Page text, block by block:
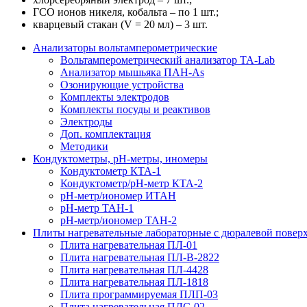
ГСО ионов никеля, кобальта – по 1 шт.;
кварцевый стакан (V = 20 мл) – 3 шт.
Анализаторы вольтамперометрические
Вольтамперометрический анализатор ТА-Lab
Анализатор мышьяка ПАН-As
Озонирующие устройства
Комплекты электродов
Комплекты посуды и реактивов
Электроды
Доп. комплектация
Методики
Кондуктометры, рН-метры, иномеры
Кондуктометр КТА-1
Кондуктометр/рН-метр КТА-2
pH-метр/иономер ИТАН
рН-метр ТАН-1
pH-метр/иономер ТАН-2
Плиты нагревательные лабораторные с дюралевой
Плита нагревательная ПЛ-01
Плита нагревательная ПЛ-В-2822
Плита нагревательная ПЛ-4428
Плита нагревательная ПЛ-1818
Плита программируемая ПЛП-03